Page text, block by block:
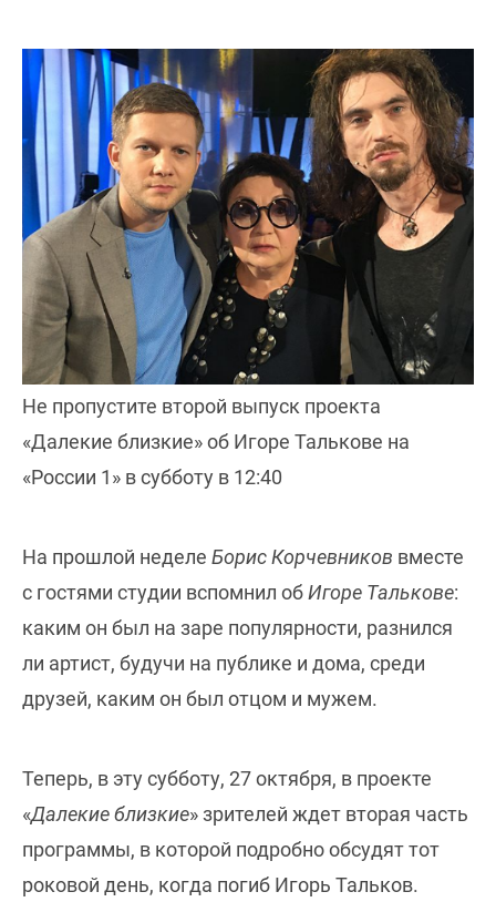
Не пропустите второй выпуск проекта
«Далекие близкие» об Игоре Талькове на
«России 1» в субботу в 12:40
На прошлой неделе Борис Корчевников вместе
с гостями студии вспомнил обИгоре Талькове:
каким он был на заре популярности, разнился
ли артист, будучи на публике и дома, среди
друзей, каким он был отцом и мужем.
Теперь, в эту субботу, 27 октября, в проекте
«Далекие близкие» зрителей ждет вторая часть
программы, в которой подробно обсудят тот
роковой день, когда погиб Игорь Тальков.